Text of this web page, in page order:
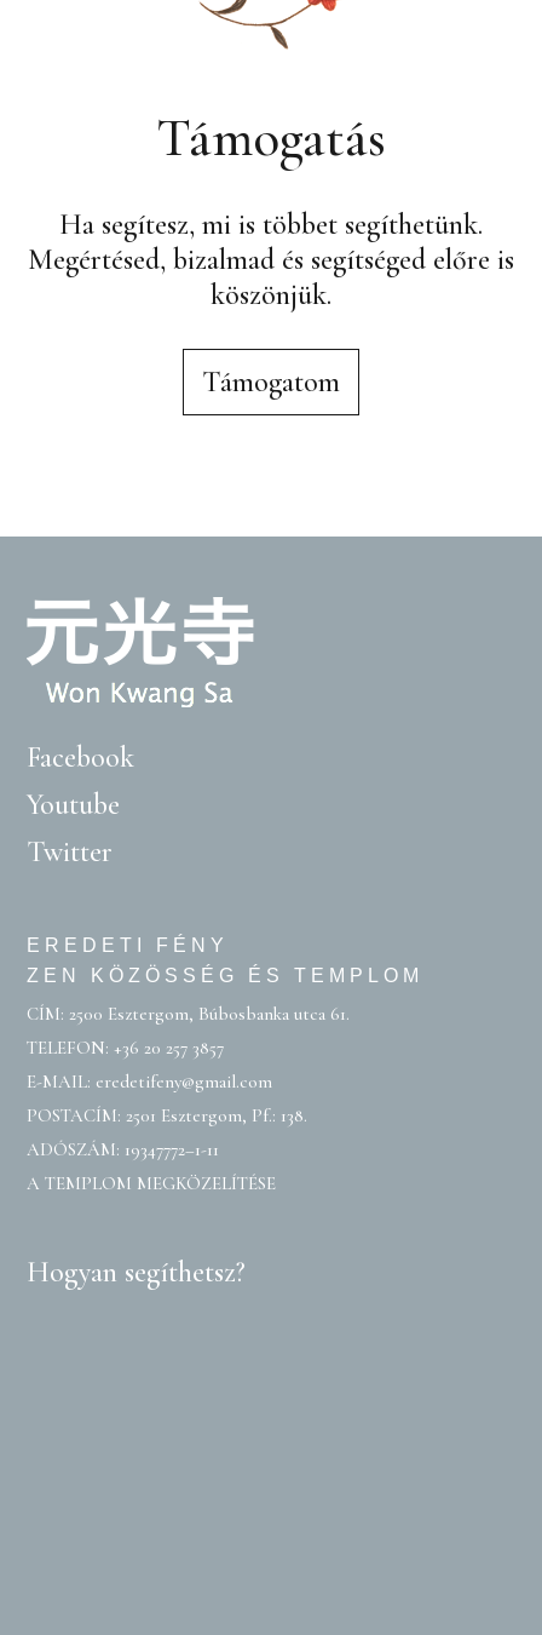
Támogatás
Ha segítesz, mi is többet segíthetünk.
Megértésed, bizalmad és segítséged előre is
köszönjük.
Támogatom
Facebook
Youtube
Twitter
EREDETI FÉNY
ZEN KÖZÖSSÉG ÉS TEMPLOM
CÍM: 2500 Esztergom, Búbosbanka utca 61.
TELEFON:+36 20 257 3857
E-MAIL: eredetifeny@gmail.com
POSTACÍM: 2501 Esztergom, Pf.: 138.
ADÓSZÁM: 19347772–1-11
A TEMPLOM MEGKÖZELÍTÉSE
Hogyan segíthetsz?